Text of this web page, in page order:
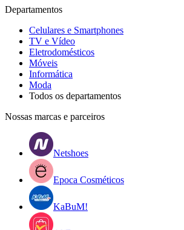
Departamentos
Celulares e Smartphones
TV e Vídeo
Eletrodomésticos
Móveis
Informática
Moda
Todos os departamentos
Nossas marcas e parceiros
Netshoes
Epoca Cosméticos
KaBuM!